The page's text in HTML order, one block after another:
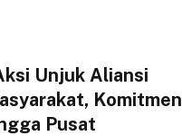
Unjuk Aliansi
Komitmen
Pusat